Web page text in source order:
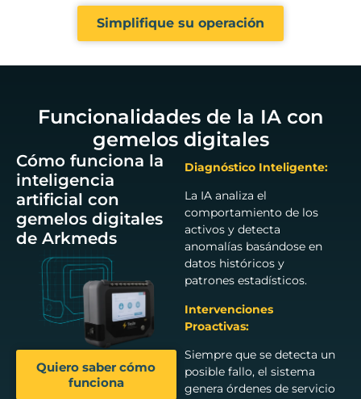
Simplifique su operación
Funcionalidades de la IA con
gemelos digitales
Cómo funciona la
inteligencia
artificial con
gemelos digitales
de Arkmeds
Quiero saber cómo
funciona
Diagnóstico Inteligente:
La IA analiza el
comportamiento de los
activos y detecta
anomalías basándose en
datos históricos y
patrones estadísticos.
Intervenciones
Proactivas:
Siempre que se detecta un
posible fallo, el sistema
genera órdenes de servicio